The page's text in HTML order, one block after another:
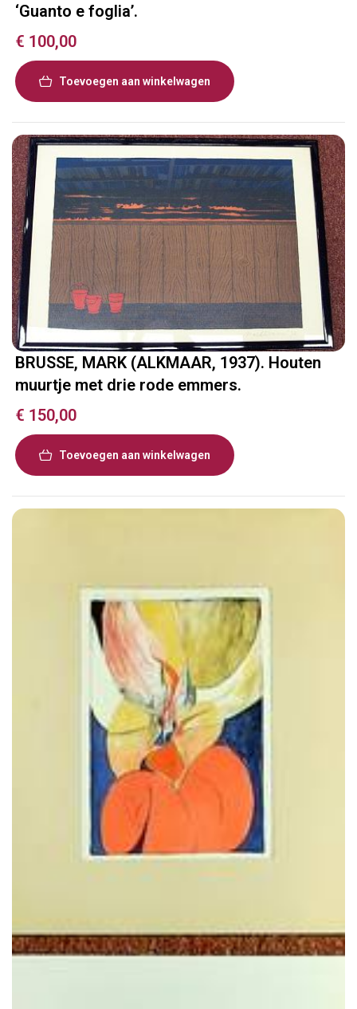
‘Guanto e foglia’.
€ 100,00
Toevoegen aan winkelwagen
BRUSSE, MARK (ALKMAAR, 1937). Houten
muurtje met drie rode emmers.
€ 150,00
Toevoegen aan winkelwagen